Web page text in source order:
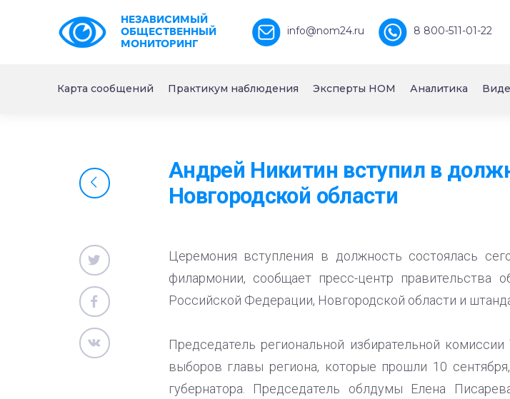
НЕЗАВИСИМЫЙ
ОБЩЕСТВЕННЫЙ
МОНИТОРИНГ
info@nom24.ru 8 800-511-01-22
Карта сообщений Практикум наблюдения Эксперты НОМ Аналитика
Андрей Никитин вступил в
Новгородской области
Церемония вступления в должность состоялась
филармонии, сообщает пресс-центр правительства
Российской Федерации, Новгородской области и
Председатель региональной избирательной
выборов главы региона, которые прошли 10
губернатора. Председатель облдумы Елена